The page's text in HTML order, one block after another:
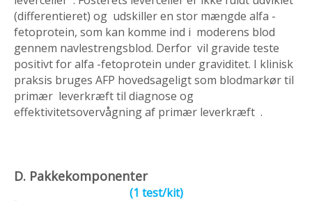
(differentieret) og udskiller en stor mængde alfa -
fetoprotein, som kan komme ind i moderens blod
gennem navlestrengsblod. Derfor vil gravide teste
positivt for alfa -fetoprotein under graviditet. I klinisk
praksis bruges AFP hovedsageligt som blodmarkør til
primær leverkræft til diagnose og
effektivitetsovervågning af primær leverkræft .
D. Pakkekomponenter
(1 test/kit)